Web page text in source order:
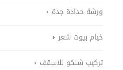
ورشة حدادة جدة
خيام بيوت شعر
تركيب شنكو للاسقف